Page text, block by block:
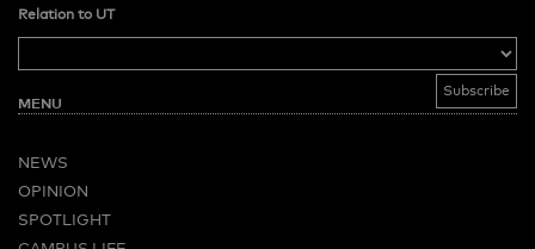
Relation to UT
MENU
NEWS
OPINION
SPOTLIGHT